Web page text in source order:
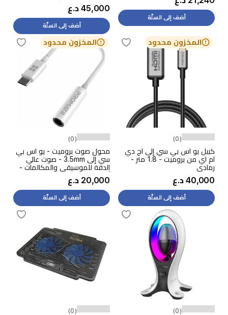
أضف إلى السلّة
Resistant - Bluetooth 6 -
Gold
45,000 د.ع
أضف إلى السلّة
المخزون محدود
(0)
كيبل يو اس بي سي إلى اج دي
ام اي من بروميت - 1.8 متر -
رمادي
40,000 د.ع
أضف إلى السلّة
المخزون محدود
(0)
محول صوت بروميت - يو اس بي
سي إلى 3.5mm - صوت عالي
الدقة للموسيقى والمكالمات -
أبيض
20,000 د.ع
أضف إلى السلّة
(0)
(0)